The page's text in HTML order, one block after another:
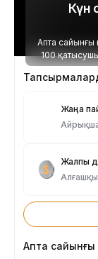
Күн
Апта сайынғы
100
Жаңа
Жалпы
Апта